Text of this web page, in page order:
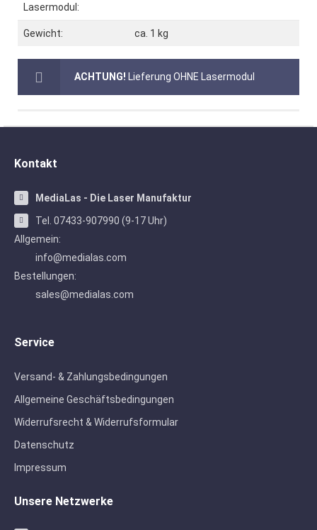
Lasermodul:
Gewicht: ca. 1 kg
ACHTUNG! Lieferung OHNE Lasermodul
Kontakt
MediaLas - Die Laser Manufaktur
Tel. 07433-907990 (9-17 Uhr)
Allgemein:
info@medialas.com
Bestellungen:
sales@medialas.com
Service
Versand- & Zahlungsbedingungen
Allgemeine Geschäftsbedingungen
Widerrufsrecht & Widerrufsformular
Datenschutz
Impressum
Unsere Netzwerke